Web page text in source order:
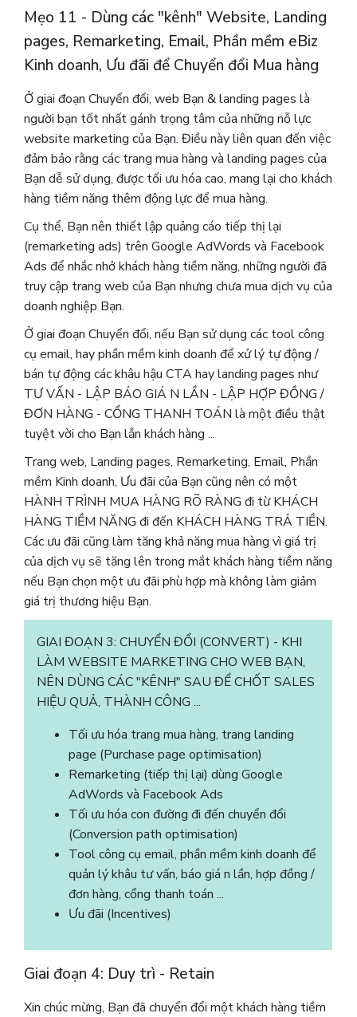
Mẹo 11 - Dùng các "kênh" Website, Landing
pages, Remarketing, Email, Phần mềm eBiz
Kinh doanh, Ưu đãi để Chuyển đổi Mua hàng
Ở giai đoạn Chuyển đổi, web Bạn & landing pages là
người bạn tốt nhất gánh trọng tâm của những nỗ lực
website marketing của Bạn. Điều này liên quan đến việc
đảm bảo rằng các trang mua hàng và landing pages của
Bạn dễ sử dụng, được tối ưu hóa cao, mang lại cho khách
hàng tiềm năng thêm động lực để mua hàng.
Cụ thể, Bạn nên thiết lập quảng cáo tiếp thị lại
(remarketing ads) trên Google AdWords và Facebook
Ads để nhắc nhở khách hàng tiềm năng, những người đã
truy cập trang web của Bạn nhưng chưa mua dịch vụ của
doanh nghiệp Bạn.
Ở giai đoạn Chuyển đổi, nếu Bạn sử dụng các tool công
cụ email, hay phần mềm kinh doanh để xử lý tự động /
bán tự động các khâu hậu CTA hay landing pages như
TƯ VẤN - LẬP BÁO GIÁ N LẦN - LẬP HỢP ĐỒNG /
ĐƠN HÀNG - CỔNG THANH TOÁN là một điều thật
tuyệt vời cho Bạn lẫn khách hàng ...
Trang web, Landing pages, Remarketing, Email, Phần
mềm Kinh doanh, Ưu đãi của Bạn cũng nên có một
HÀNH TRÌNH MUA HÀNG RÕ RÀNG đi từ KHÁCH
HÀNG TIỀM NĂNG đi đến KHÁCH HÀNG TRẢ TIỀN.
Các ưu đãi cũng làm tăng khả năng mua hàng vì giá trị
của dịch vụ sẽ tăng lên trong mắt khách hàng tiềm năng
nếu Bạn chọn một ưu đãi phù hợp mà không làm giảm
giá trị thương hiệu Bạn.
GIAI ĐOẠN 3: CHUYỂN ĐỔI (CONVERT) - KHI
LÀM WEBSITE MARKETING CHO WEB BẠN,
NÊN DÙNG CÁC "KÊNH" SAU ĐỂ CHỐT SALES
HIỆU QUẢ, THÀNH CÔNG ...
Tối ưu hóa trang mua hàng, trang landing
page (Purchase page optimisation)
Remarketing (tiếp thị lại) dùng Google
AdWords và Facebook Ads
Tối ưu hóa con đường đi đến chuyển đổi
(Conversion path optimisation)
Tool công cụ email, phần mềm kinh doanh để
quản lý khâu tư vấn, báo giá n lần, hợp đồng /
đơn hàng, cổng thanh toán ...
Ưu đãi (Incentives)
Giai đoạn 4: Duy trì - Retain
Xin chúc mừng, Bạn đã chuyển đổi một khách hàng tiềm